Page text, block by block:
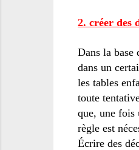
2. créer des
Dans la base
dans un
les tables
toute
que, une fois
règle est
Écrire des